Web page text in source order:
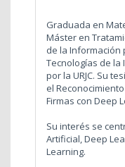
Graduada en
Máster en
de la Información
Tecnologías de la
por la URJC. Su
el
Firmas con Deep
Su interés se
Artificial, Deep
Learning.